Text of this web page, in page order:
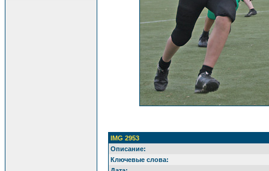
IMG 2953
Описание:
Ключевые слова: